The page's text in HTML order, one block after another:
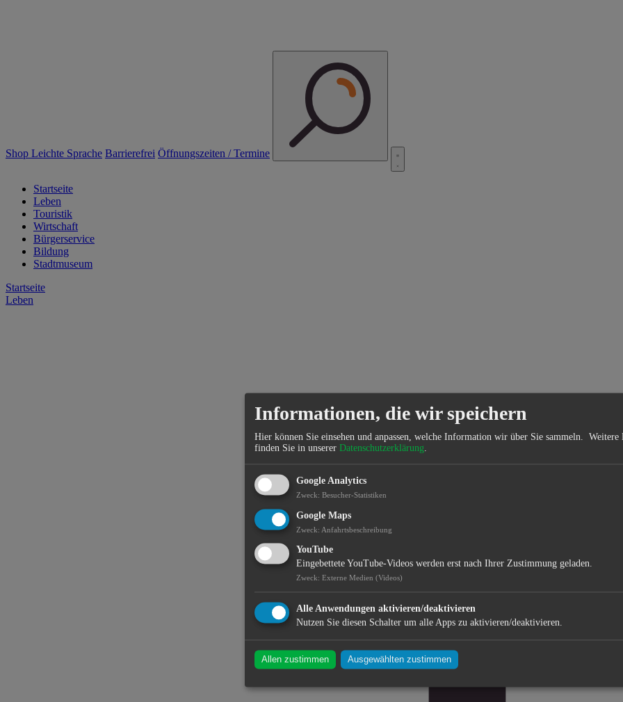
Shop Leichte Sprache Barrierefrei Öffnungszeiten / Termine
Startseite
Leben
Touristik
Wirtschaft
Bürgerservice
Bildung
Stadtmuseum
Startseite
Leben
Informationen, die wir speichern
Hier können Sie einsehen und anpassen, welche Information wir über Sie sammeln. Weitere
finden Sie in unserer Datenschutzerklärung.
Google Analytics
Zweck: Besucher-Statistiken
Google Maps
Zweck: Anfahrtsbeschreibung
YouTube
Eingebettete YouTube-Videos werden erst nach Ihrer Zustimmung geladen.
Zweck: Externe Medien (Videos)
Alle Anwendungen aktivieren/deaktivieren
Nutzen Sie diesen Schalter um alle Apps zu aktivieren/deaktivieren.
Allen zustimmen Ausgewählten zustimmen